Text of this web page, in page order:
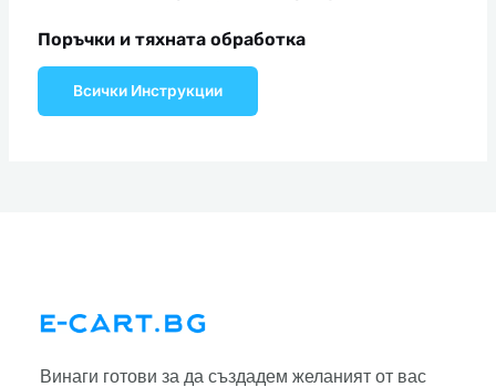
Поръчки и тяхната обработка
Всички Инструкции
Винаги готови за да създадем желаният от вас